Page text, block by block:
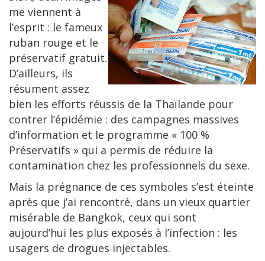
me viennent à
l’esprit : le fameux
ruban rouge et le
préservatif gratuit.
D’ailleurs, ils
résument assez
bien les efforts réussis de la Thaïlande pour
contrer l’épidémie : des campagnes massives
d’information et le programme « 100 %
Préservatifs » qui a permis de réduire la
contamination chez les professionnels du sexe.
Mais la prégnance de ces symboles s’est éteinte
après que j’ai rencontré, dans un vieux quartier
misérable de Bangkok, ceux qui sont
aujourd’hui les plus exposés à l’infection : les
usagers de drogues injectables.